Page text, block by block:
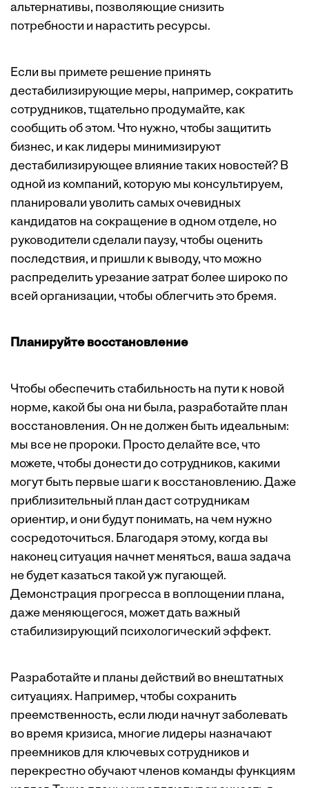
альтернативы, позволяющие снизить
потребности и нарастить ресурсы.
Если вы примете решение принять
дестабилизирующие меры, например, сократить
сотрудников, тщательно продумайте, как
сообщить об этом. Что нужно, чтобы защитить
бизнес, и как лидеры минимизируют
дестабилизирующее влияние таких новостей? В
одной из компаний, которую мы консультируем,
планировали уволить самых очевидных
кандидатов на сокращение в одном отделе, но
руководители сделали паузу, чтобы оценить
последствия, и пришли к выводу, что можно
распределить урезание затрат более широко по
всей организации, чтобы облегчить это бремя.
Планируйте восстановление
Чтобы обеспечить стабильность на пути к новой
норме, какой бы она ни была, разработайте план
восстановления. Он не должен быть идеальным:
мы все не пророки. Просто делайте все, что
можете, чтобы донести до сотрудников, какими
могут быть первые шаги к восстановлению. Даже
приблизительный план даст сотрудникам
ориентир, и они будут понимать, на чем нужно
сосредоточиться. Благодаря этому, когда вы
наконец ситуация начнет меняться, ваша задача
не будет казаться такой уж пугающей.
Демонстрация прогресса в воплощении плана,
даже меняющегося, может дать важный
стабилизирующий психологический эффект.
Разработайте и планы действий во внештатных
ситуациях. Например, чтобы сохранить
преемственность, если люди начнут заболевать
во время кризиса, многие лидеры назначают
преемников для ключевых сотрудников и
перекрестно обучают членов команды функциям